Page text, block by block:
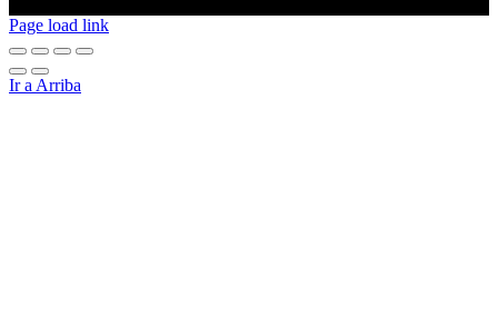
Page load link
Ir a Arriba